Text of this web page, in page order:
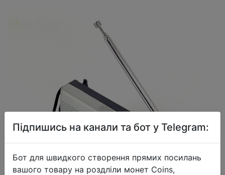
Підпишись на канали та бот у Telegram:
Бот для швидкого створення прямих посилань
вашого товару на роздліли монет Coins,